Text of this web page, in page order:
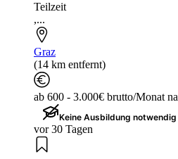
Teilzeit
,...
Graz
(14 km entfernt)
ab 600 - 3.000€ brutto/Monat
Keine Ausbildung notwendig
vor 30 Tagen